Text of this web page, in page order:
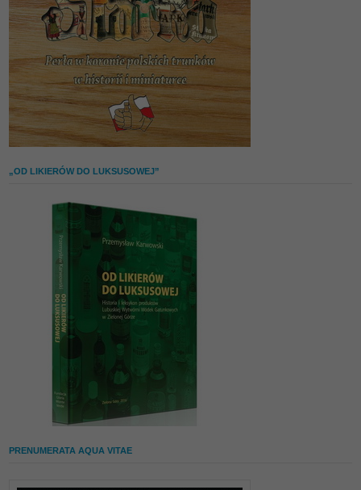
„OD LIKIERÓW DO LUKSUSOWEJ”
PRENUMERATA AQUA VITAE